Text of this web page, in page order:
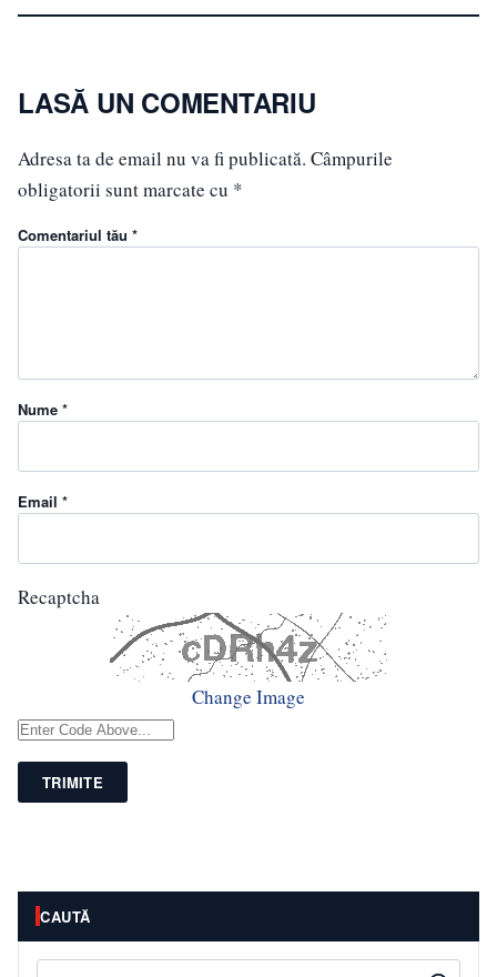
LASĂ UN COMENTARIU
Adresa ta de email nu va fi publicată. Câmpurile
obligatorii sunt marcate cu *
Comentariul tău *
Nume *
Email *
Recaptcha
Change Image
TRIMITE
CAUTĂ